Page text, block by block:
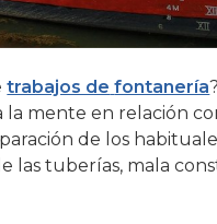
trabajos de fontanería
la mente en relación
de los
las tuberías, mala